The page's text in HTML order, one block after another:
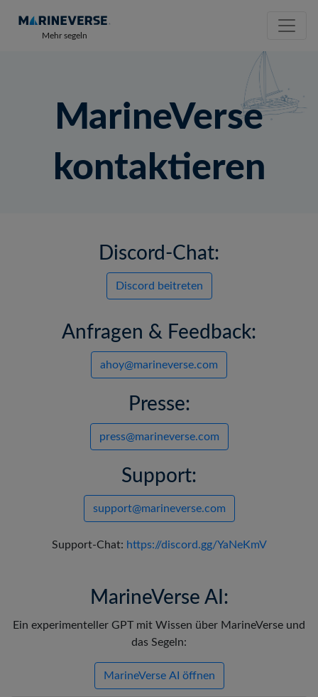
Mehr segeln
MarineVerse
kontaktieren
Discord-Chat:
Discord beitreten
Anfragen & Feedback:
ahoy@marineverse.com
Presse:
press@marineverse.com
Support:
support@marineverse.com
Support-Chat: https://discord.gg/YaNeKmV
MarineVerse AI:
Ein experimenteller GPT mit Wissen über MarineVerse und
das Segeln:
MarineVerse AI öffnen